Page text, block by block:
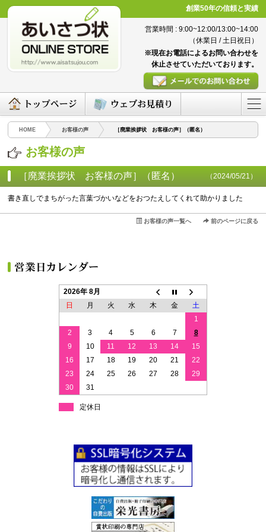
創業50年の信頼と実績
営業時間 : 9:00~12:00/13:00~14:00
（休業日 / 土日祝日）
※現在お電話によるお問い合わせを
休止させていただいております。
HOME お客様の声 ［廃業挨拶状 お客様の声］（匿名）
お客様の声
［廃業挨拶状 お客様の声］（匿名） （2024/05/21）
書き直しでまちがった言葉づかいなどをおつたえしてくれて助かりました
お客様の声一覧へ 前のページに戻る
2026年 8月
日
月 火 水 木 金
土
1
2
3 4 5 6 7
8
9
10 11 12 13 14
15
16
17 18 19 20 21
22
23
24 25 26 27 28
29
30
31
定休日